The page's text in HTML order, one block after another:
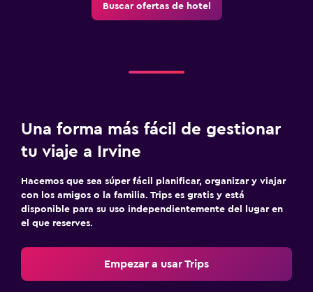
Buscar ofertas de hotel
Una forma más fácil de gestionar
tu viaje a Irvine
Hacemos que sea súper fácil planificar, organizar y viajar
con los amigos o la familia. Trips es gratis y está
disponible para su uso independientemente del lugar en
el que reserves.
Empezar a usar Trips